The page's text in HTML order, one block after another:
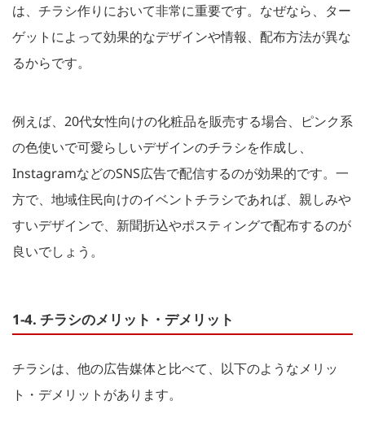
は、チラシ作りにおいて非常に重要です。なぜなら、ター
ゲットによって効果的なデザインや情報、配布方法が異な
るからです。
例えば、20代女性向けの化粧品を販売する場合、ピンク系
の色使いで可愛らしいデザインのチラシを作成し、
InstagramなどのSNS広告で配信するのが効果的です。一
方で、地域住民向けのイベントチラシであれば、親しみや
すいデザインで、新聞折込やポスティングで配布するのが
良いでしょう。
1-4. チラシのメリット・デメリット
チラシは、他の広告媒体と比べて、以下のようなメリッ
ト・デメリットがあります。